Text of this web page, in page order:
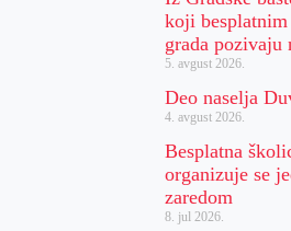
koji
grada pozivaju
5. avgust 2026.
Deo naselja
4. avgust 2026.
Besplatna
organizuje se
zaredom
8. jul 2026.